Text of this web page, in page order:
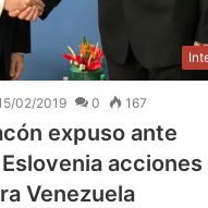
02/2019 0 167
expuso ante
acciones
Venezuela